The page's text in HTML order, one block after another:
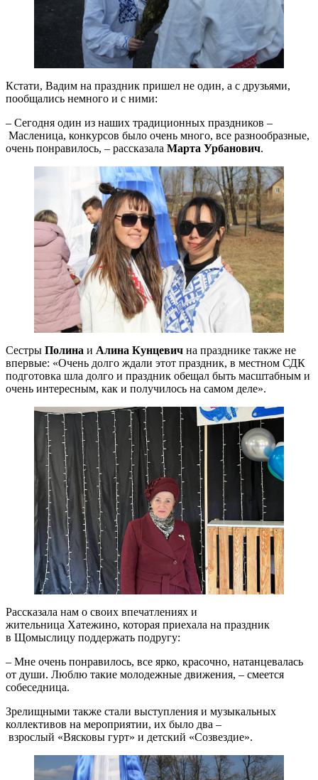
Кстати, Вадим на праздник пришел не один, а с друзьями,
пообщались немного и с ними:
– Сегодня один из наших традиционных праздников –
Масленица, конкурсов было очень много, все разнообразные,
очень понравилось, – рассказала Марта Урбанович.
Сестры Полина и Алина Кунцевич на празднике также не
впервые: «Очень долго ждали этот праздник, в местном СДК
подготовка шла долго и праздник обещал быть масштабным и
очень интересным, как и получилось на самом деле».
Рассказала нам о своих впечатлениях и
жительница Хатежино, которая приехала на праздник
в Щомыслицу поддержать подругу:
– Мне очень понравилось, все ярко, красочно, натанцевалась
от души. Люблю такие молодежные движения, – смеется
собеседница.
Зрелищными также стали выступления и музыкальных
коллективов на мероприятии, их было два –
взрослый «Вясковы гурт» и детский «Созвездие».